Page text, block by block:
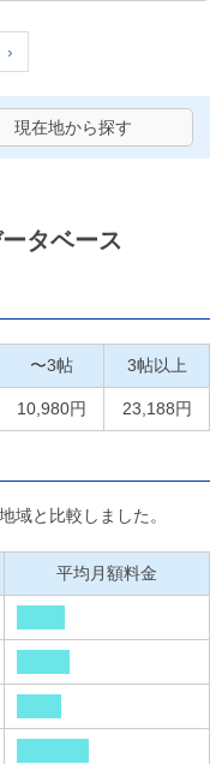
›
現在地から探す
タベース
〜3帖 3帖以上
10,980円 23,188円
域と比較しました。
平均月額料金